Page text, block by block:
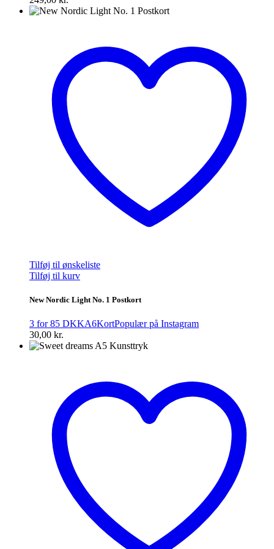
Tilføj til ønskeliste
Tilføj til kurv
New Nordic Light No. 1 Postkort
3 for 85 DKKA6KortPopulær på Instagram
30,00 kr.